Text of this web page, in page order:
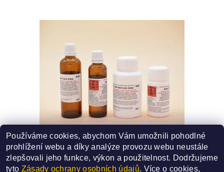
101 - SHAO YAO GAN CAO DING
SMĚS ČÍSLO - 101
od227 Kč
Používáme cookies, abychom Vám umožnili pohodlné
prohlížení webu a díky analýze provozu webu neustále
zlepšovali jeho funkce, výkon a použitelnost. Dodržujeme
tyto Zásady ochrany osobních údajů. Více o cookies,